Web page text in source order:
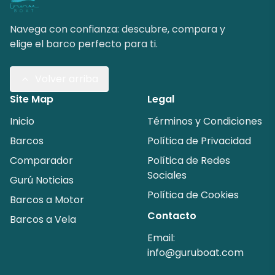
Navega con confianza: descubre, compara y
elige el barco perfecto para ti.
Site Map
Inicio
Barcos
Comparador
Gurú Noticias
Barcos a Motor
Barcos a Vela
Legal
Términos y Condiciones
Política de Privacidad
Política de Redes
Sociales
Política de Cookies
Contacto
Email:
info@guruboat.com